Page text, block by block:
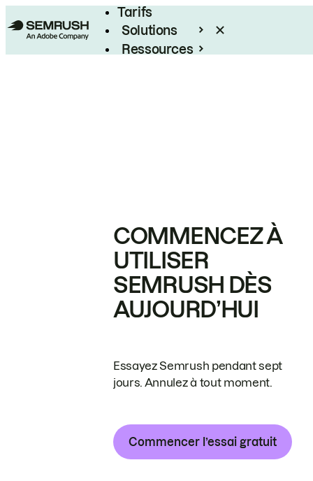
Tarifs
Solutions
Ressources
COMMENCEZ À
UTILISER
SEMRUSH DÈS
AUJOURD’HUI
Essayez Semrush pendant sept
jours. Annulez à tout moment.
Commencer l’essai gratuit